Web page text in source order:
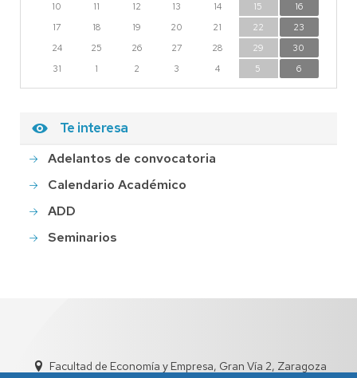
10
11 12 13 14 15
16
17
18 19 20 21 22
23
24
25 26 27 28 29
30
31
1 2 3 4 5 6
Te interesa
Adelantos de convocatoria
Calendario Académico
ADD
Seminarios
Facultad de Economía y Empresa, Gran Vía 2, Zaragoza